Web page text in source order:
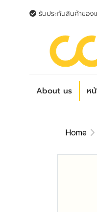
รับประกันสินค้าของ
About us ห
Home